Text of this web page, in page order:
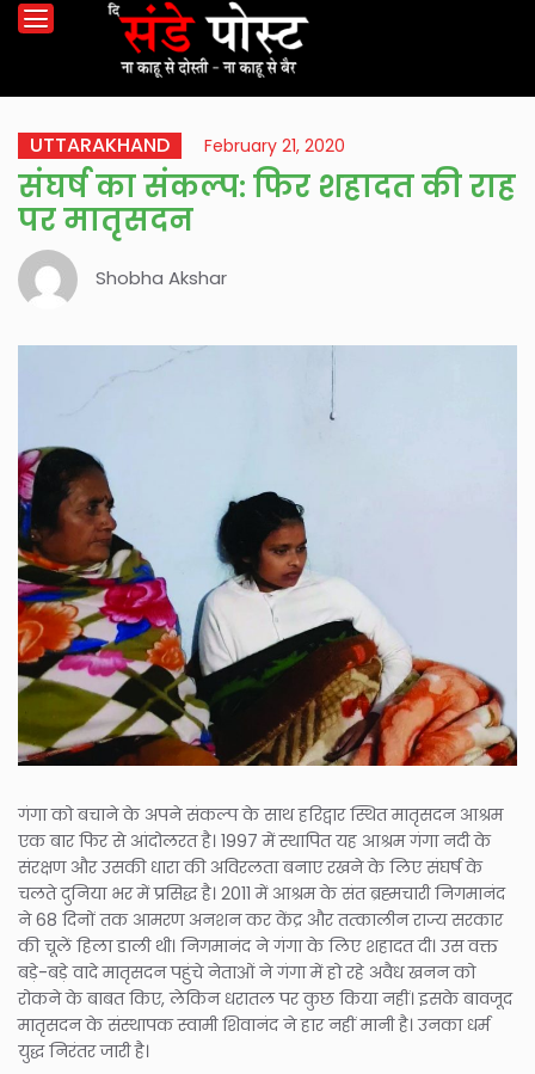
UTTARAKHAND February 21, 2020
संघर्ष का संकल्प: फिर शहादत की राह
पर मातृसदन
Shobha Akshar
गंगा को बचाने के अपने संकल्प के साथ हरिद्वार स्थित मातृसदन आश्रम
एक बार फिर से आंदोलरत है। 1997 में स्थापित यह आश्रम गंगा नदी के
संरक्षण और उसकी धारा की अविरलता बनाए रखने के लिए संघर्ष के
चलते दुनिया भर में प्रसिद्ध है। 2011 में आश्रम के संत ब्रह्मचारी निगमानंद
ने 68 दिनों तक आमरण अनशन कर केंद्र और तत्कालीन राज्य सरकार
की चूलें हिला डाली थी। निगमानंद ने गंगा के लिए शहादत दी। उस वक्त
बड़े-बड़े वादे मातृसदन पहुंचे नेताओं ने गंगा में हो रहे अवैध खनन को
रोकने के बाबत किए, लेकिन धरातल पर कुछ किया नहीं। इसके बावजूद
मातृसदन के संस्थापक स्वामी शिवानंद ने हार नहीं मानी है। उनका धर्म
युद्ध निरंतर जारी है।